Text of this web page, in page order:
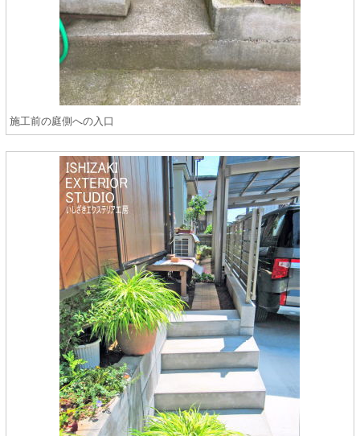
施工前の庭側への入口